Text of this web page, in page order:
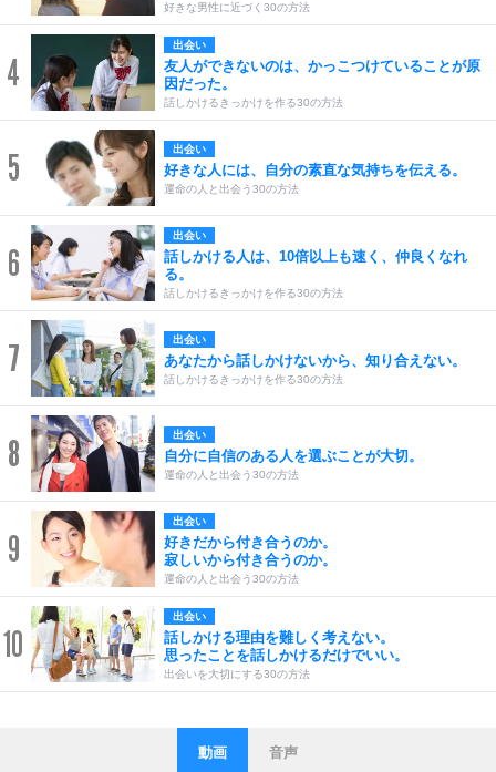
好きな男性に近づく30の方法
4
出会い
友人ができないのは、かっこつけていることが原
因だった。
話しかけるきっかけを作る30の方法
5 出会い
好きな人には、自分の素直な気持ちを伝える。
運命の人と出会う30の方法
6
出会い
話しかける人は、10倍以上も速く、仲良くなれ
る。
話しかけるきっかけを作る30の方法
7 出会い
あなたから話しかけないから、知り合えない。
話しかけるきっかけを作る30の方法
8 出会い
自分に自信のある人を選ぶことが大切。
運命の人と出会う30の方法
9
出会い
好きだから付き合うのか。
寂しいから付き合うのか。
運命の人と出会う30の方法
10
出会い
話しかける理由を難しく考えない。
思ったことを話しかけるだけでいい。
出会いを大切にする30の方法
ストレス対策
動画 音声